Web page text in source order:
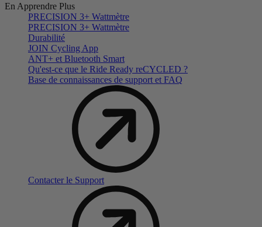
En Apprendre Plus
PRECISION 3+ Wattmètre
PRECISION 3+ Wattmètre
Durabilité
JOIN Cycling App
ANT+ et Bluetooth Smart
Qu'est-ce que le Ride Ready reCYCLED ?
Base de connaissances de support et FAQ
Contacter le Support